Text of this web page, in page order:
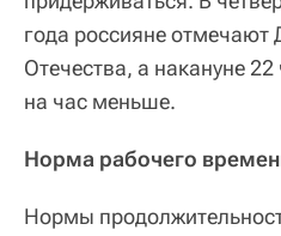
года россияне отмечают
Отечества, а накануне 22
на час меньше.
Норма рабочего
Нормы